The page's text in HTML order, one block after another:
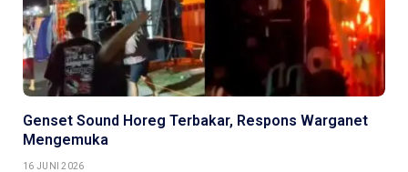
Genset Sound Horeg Terbakar, Respons Warganet
Mengemuka
16 JUNI 2026